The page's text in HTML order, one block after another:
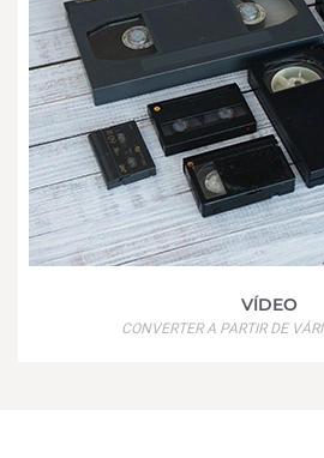
VÍDEO
CONVERTER A PARTIR DE